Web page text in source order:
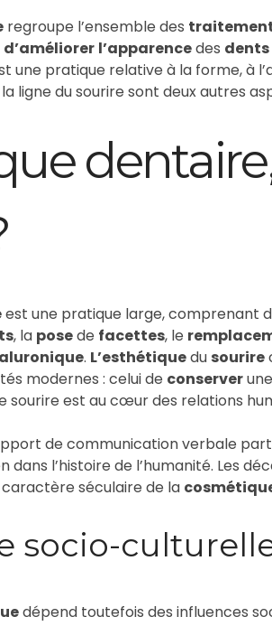
regroupe l’ensemble des
d’améliorer l’apparencedes dents
une pratique relative à la forme, à
ligne du sourire sont deux autres
est une pratique large, comprenant
, la posede facettes, le
. L’esthétiquedu sourire
modernes : celui de conserverune
sourire est au cœur des relations
de communication verbale
dans l’histoire de l’humanité. Les
séculaire de la
socio-
dépend toutefois des influences